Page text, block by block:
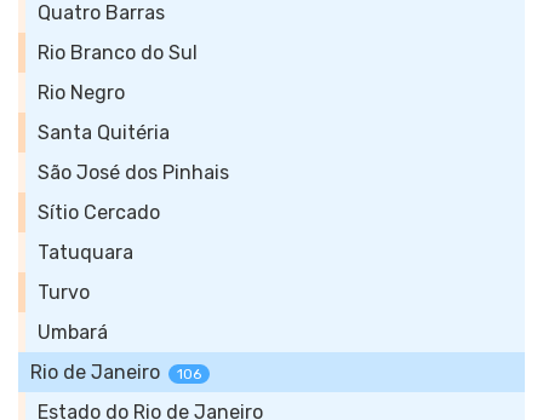
Quatro Barras
Rio Branco do Sul
Rio Negro
Santa Quitéria
São José dos Pinhais
Sítio Cercado
Tatuquara
Turvo
Umbará
Rio de Janeiro
106
Estado do Rio de Janeiro